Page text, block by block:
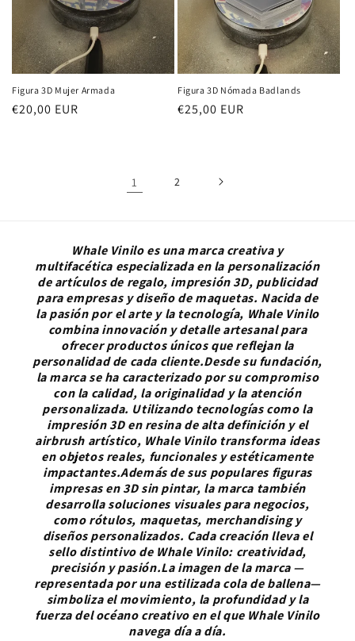
Figura 3D Mujer Armada
Precio
€20,00 EUR
Figura 3D Nómada Badlands
Precio
€25,00 EUR
1 2
Whale Vinilo es una marca creativa y
multifacética especializada en la personalización
de artículos de regalo, impresión 3D, publicidad
para empresas y diseño de maquetas. Nacida de
la pasión por el arte y la tecnología, Whale Vinilo
combina innovación y detalle artesanal para
ofrecer productos únicos que reflejan la
personalidad de cada cliente.Desde su fundación,
la marca se ha caracterizado por su compromiso
con la calidad, la originalidad y la atención
personalizada. Utilizando tecnologías como la
impresión 3D en resina de alta definición y el
airbrush artístico, Whale Vinilo transforma ideas
en objetos reales, funcionales y estéticamente
impactantes.Además de sus populares figuras
impresas en 3D sin pintar, la marca también
desarrolla soluciones visuales para negocios,
como rótulos, maquetas, merchandising y
diseños personalizados. Cada creación lleva el
sello distintivo de Whale Vinilo: creatividad,
precisión y pasión.La imagen de la marca —
representada por una estilizada cola de ballena—
simboliza el movimiento, la profundidad y la
fuerza del océano creativo en el que Whale Vinilo
navega día a día.